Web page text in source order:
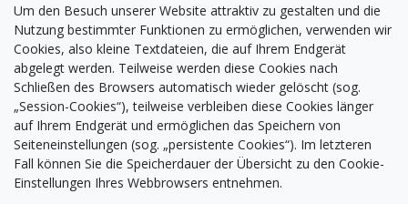
Um den Besuch unserer Website attraktiv zu gestalten und die
Nutzung bestimmter Funktionen zu ermöglichen, verwenden wir
Cookies, also kleine Textdateien, die auf Ihrem Endgerät
abgelegt werden. Teilweise werden diese Cookies nach
Schließen des Browsers automatisch wieder gelöscht (sog.
„Session-Cookies“), teilweise verbleiben diese Cookies länger
auf Ihrem Endgerät und ermöglichen das Speichern von
Seiteneinstellungen (sog. „persistente Cookies“). Im letzteren
Fall können Sie die Speicherdauer der Übersicht zu den Cookie-
Einstellungen Ihres Webbrowsers entnehmen.